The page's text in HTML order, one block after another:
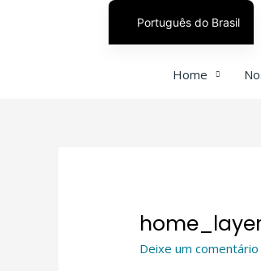
Home
Deixe um comentário
Português do Brasil
English